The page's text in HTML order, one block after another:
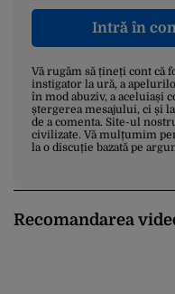
Intră în
Vă rugăm să țineți cont
instigator la ură, a
în mod abuziv, a aceluiași
ștergerea mesajului, ci și
de a comenta. Site-ul
civilizate. Vă mulțumim
la o discuție bazată pe
Recomandarea